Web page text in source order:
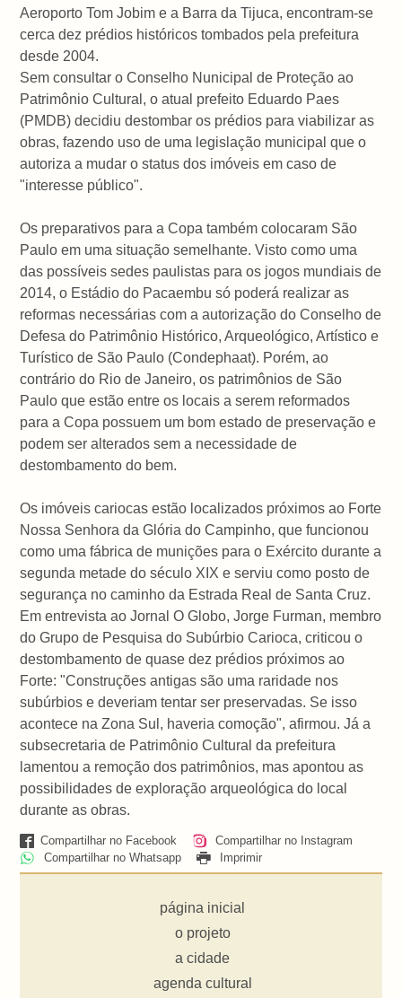
Aeroporto Tom Jobim e a Barra da Tijuca, encontram-se
cerca dez prédios históricos tombados pela prefeitura
desde 2004.
Sem consultar o Conselho Nunicipal de Proteção ao
Patrimônio Cultural, o atual prefeito Eduardo Paes
(PMDB) decidiu destombar os prédios para viabilizar as
obras, fazendo uso de uma legislação municipal que o
autoriza a mudar o status dos imóveis em caso de
"interesse público".
Os preparativos para a Copa também colocaram São
Paulo em uma situação semelhante. Visto como uma
das possíveis sedes paulistas para os jogos mundiais de
2014, o Estádio do Pacaembu só poderá realizar as
reformas necessárias com a autorização do Conselho de
Defesa do Patrimônio Histórico, Arqueológico, Artístico e
Turístico de São Paulo (Condephaat). Porém, ao
contrário do Rio de Janeiro, os patrimônios de São
Paulo que estão entre os locais a serem reformados
para a Copa possuem um bom estado de preservação e
podem ser alterados sem a necessidade de
destombamento do bem.
Os imóveis cariocas estão localizados próximos ao Forte
Nossa Senhora da Glória do Campinho, que funcionou
como uma fábrica de munições para o Exército durante a
segunda metade do século XIX e serviu como posto de
segurança no caminho da Estrada Real de Santa Cruz.
Em entrevista ao Jornal O Globo, Jorge Furman, membro
do Grupo de Pesquisa do Subúrbio Carioca, criticou o
destombamento de quase dez prédios próximos ao
Forte: "Construções antigas são uma raridade nos
subúrbios e deveriam tentar ser preservadas. Se isso
acontece na Zona Sul, haveria comoção", afirmou. Já a
subsecretaria de Patrimônio Cultural da prefeitura
lamentou a remoção dos patrimônios, mas apontou as
possibilidades de exploração arqueológica do local
durante as obras.
Compartilhar no Facebook
Compartilhar no Instagram
Compartilhar no Whatsapp
Imprimir
página inicial
o projeto
a cidade
agenda cultural